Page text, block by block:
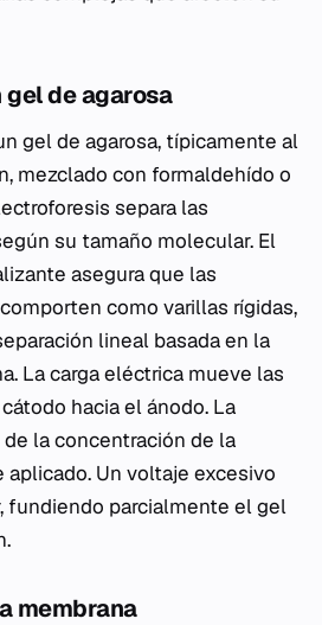
de agarosa
gel de agarosa, típicamente al
mezclado con formaldehído o
separa las
su tamaño molecular. El
asegura que las
como varillas rígidas,
lineal basada en la
La carga eléctrica mueve las
hacia el ánodo. La
la concentración de la
aplicado. Un voltaje excesivo
fundiendo parcialmente el gel
membrana